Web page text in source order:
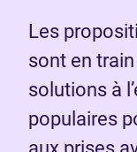
Les
sont en train
solutions à
populaires